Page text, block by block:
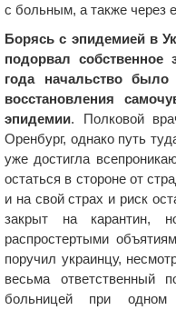
с больным, а также через
Борясь с эпидемией в
подорвал
года начальство
восстановления
эпидемии. Полковой
Оренбург, однако путь
уже достигла
остаться в стороне от
и на свой страх и риск
закрыт на карантин,
распростертыми
поручил украинцу,
весьма ответственный
больницей при одном